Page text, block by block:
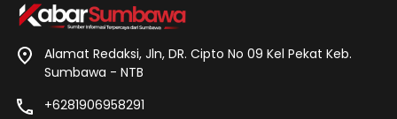
Alamat Redaksi, Jln, DR. Cipto No 09 Kel Pekat Keb.
Sumbawa - NTB
+6281906958291